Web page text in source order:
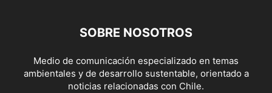
SOBRE NOSOTROS
Medio de comunicación especializado en temas
ambientales y de desarrollo sustentable, orientado a
noticias relacionadas con Chile.